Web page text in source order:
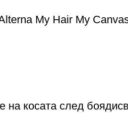
My Hair My
на косата след